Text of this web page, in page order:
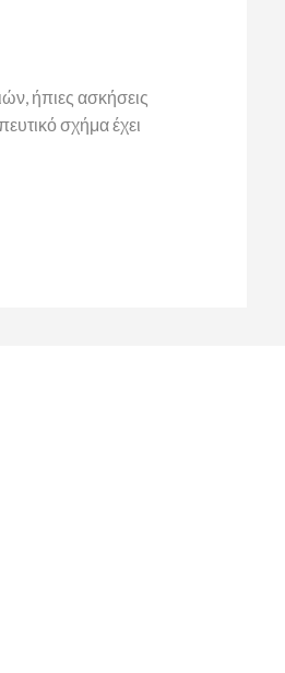
ήπιες ασκήσεις
σχήμα έχει